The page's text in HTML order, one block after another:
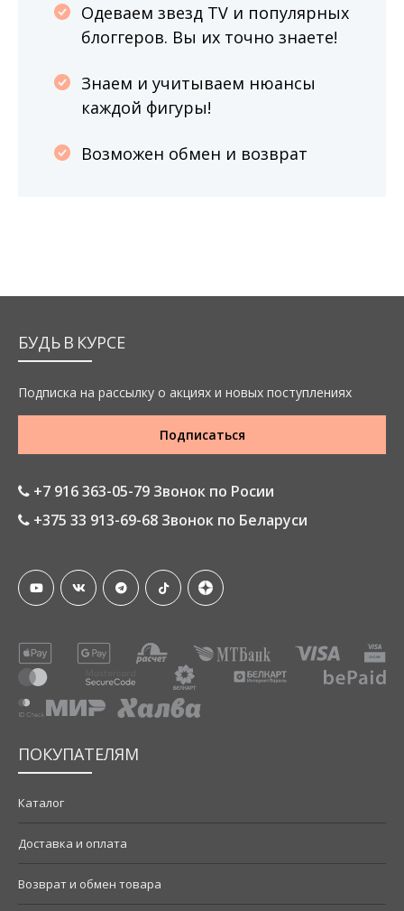
Одеваем звезд TV и популярных
блоггеров. Вы их точно знаете!
Знаем и учитываем нюансы
каждой фигуры!
Возможен обмен и возврат
БУДЬ В КУРСЕ
Подписка на рассылку о акциях и новых поступлениях
Подписаться
+7 916 363-05-79 Звонок по Росии
+375 33 913-69-68 Звонок по Беларуси
ПОКУПАТЕЛЯМ
Каталог
Доставка и оплата
Возврат и обмен товара